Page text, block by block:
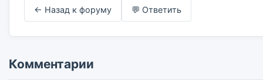
← Назад к форуму 💬 Ответить
Комментарии